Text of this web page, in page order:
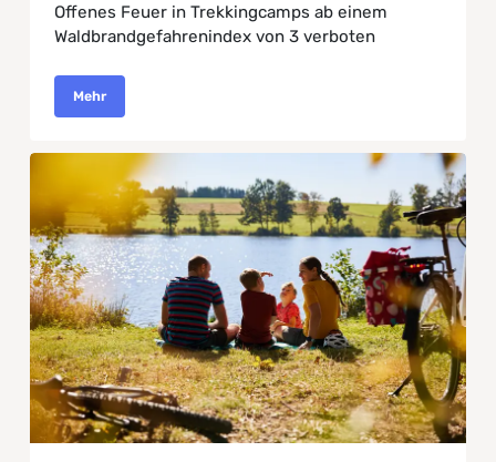
Offenes Feuer in Trekkingcamps ab einem
Waldbrandgefahrenindex von 3 verboten
Mehr